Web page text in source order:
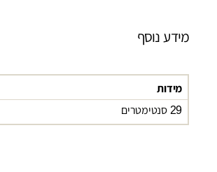
מידע נוסף
מידות
29 סנטימטרים